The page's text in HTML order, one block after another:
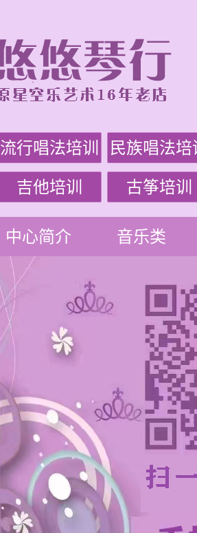
流行唱法培训 民族唱法培
吉他培训 古筝培训
中心简介 音乐类